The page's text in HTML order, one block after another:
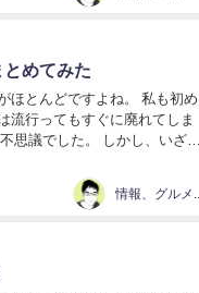
めてみた
ほとんどですよね。 私も初め
流行ってもすぐに廃れてしま
思議でした。 しかし、いざや